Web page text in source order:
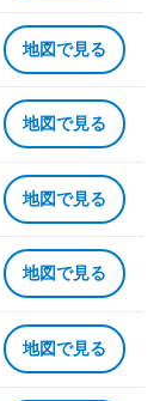
地図で見る
地図で見る
地図で見る
地図で見る
地図で見る